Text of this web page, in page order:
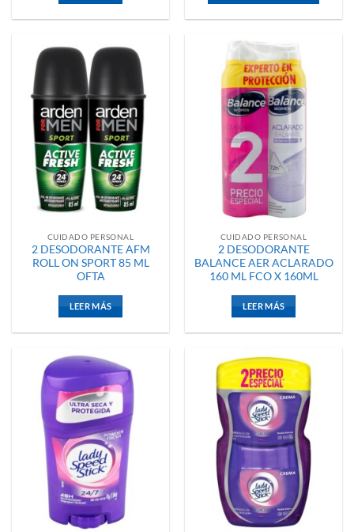
CUIDADO PERSONAL
2 DESODORANTE AFM
ROLL ON SPORT 85 ML
OFTA
LEER MÁS
CUIDADO PERSONAL
2 DESODORANTE
BALANCE AER ACLARADO
160 ML FCO X 160ML
LEER MÁS